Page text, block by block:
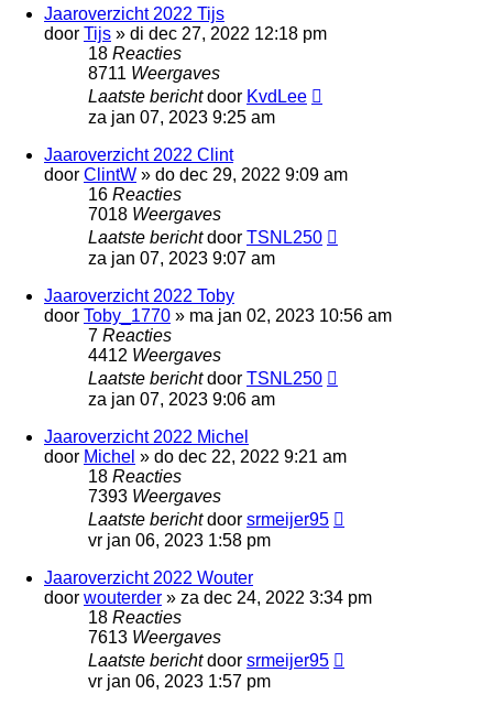
Jaaroverzicht 2022 Tijs
door Tijs » di dec 27, 2022 12:18 pm
18 Reacties
8711 Weergaves
Laatste berichtdoor KvdLee
za jan 07, 2023 9:25 am
Jaaroverzicht 2022 Clint
door ClintW » do dec 29, 2022 9:09 am
16 Reacties
7018 Weergaves
Laatste berichtdoor TSNL250
za jan 07, 2023 9:07 am
Jaaroverzicht 2022 Toby
door Toby_1770 » ma jan 02, 2023 10:56 am
7 Reacties
4412 Weergaves
Laatste berichtdoor TSNL250
za jan 07, 2023 9:06 am
Jaaroverzicht 2022 Michel
door Michel » do dec 22, 2022 9:21 am
18 Reacties
7393 Weergaves
Laatste berichtdoor srmeijer95
vr jan 06, 2023 1:58 pm
Jaaroverzicht 2022 Wouter
door wouterder » za dec 24, 2022 3:34 pm
18 Reacties
7613 Weergaves
Laatste berichtdoor srmeijer95
vr jan 06, 2023 1:57 pm